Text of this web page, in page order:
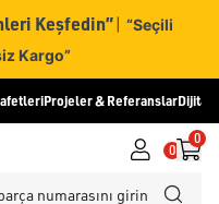
Keşfedin”| “Seçili
Kargo”
Projeler & ReferanslarDijital
0
0